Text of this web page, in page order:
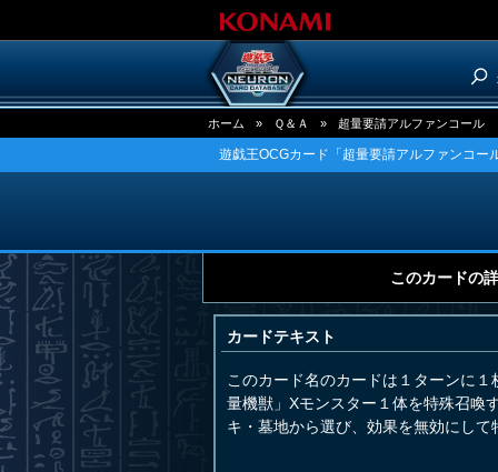
ホーム » Ｑ＆Ａ » 超量要請アルファンコール
遊戯王OCGカード「超量要請アルファンコー
このカードの
カードテキスト
このカード名のカードは１ターンに
量機獣」Xモンスター１体を特殊召喚
キ・墓地から選び、効果を無効にして